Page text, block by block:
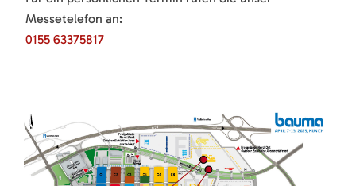
Messetelefon an:
0155 63375817